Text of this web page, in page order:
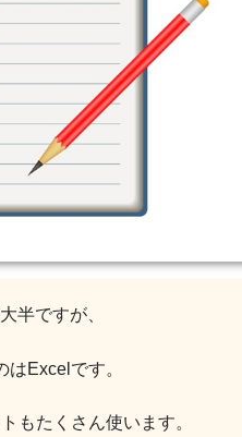
半ですが、
Excelです。
もたくさん使います。